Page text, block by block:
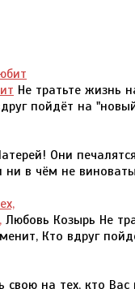
Не тратьте жизнь
пойдёт на
Они
в чём не
Любовь Козырь Не
Кто вдруг
свою на тех, кто